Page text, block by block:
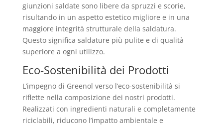
giunzioni saldate sono libere da spruzzi e scorie,
risultando in un aspetto estetico migliore e in una
maggiore integrità strutturale della saldatura.
Questo significa saldature più pulite e di qualità
superiore a ogni utilizzo.
Eco-Sostenibilità dei Prodotti
L’impegno di Greenol verso l’eco-sostenibilità si
riflette nella composizione dei nostri prodotti.
Realizzati con ingredienti naturali e completamente
riciclabili, riducono l’impatto ambientale e